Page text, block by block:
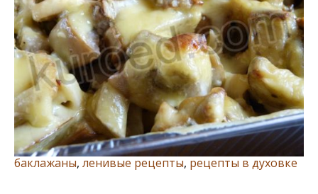
баклажаны, ленивые рецепты, рецепты в духовке